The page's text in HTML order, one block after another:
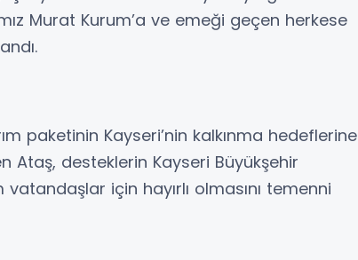
Murat Kurum’a ve emeği geçen herkese
paketinin Kayseri’nin kalkınma hedeflerine
Ataş, desteklerin Kayseri Büyükşehir
için hayırlı olmasını temenni